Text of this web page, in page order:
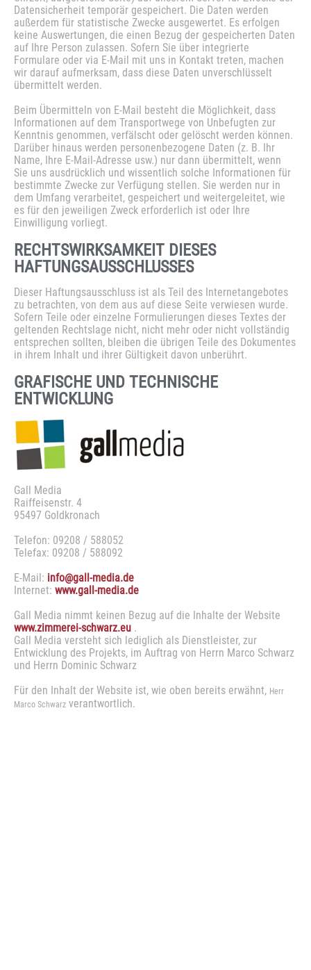
Datensicherheit temporär gespeichert. Die Daten werden
außerdem für statistische Zwecke ausgewertet. Es erfolgen
keine Auswertungen, die einen Bezug der gespeicherten Daten
auf Ihre Person zulassen. Sofern Sie über integrierte
Formulare oder via E-Mail mit uns in Kontakt treten, machen
wir darauf aufmerksam, dass diese Daten unverschlüsselt
übermittelt werden.
Beim Übermitteln von E-Mail besteht die Möglichkeit, dass
Informationen auf dem Transportwege von Unbefugten zur
Kenntnis genommen, verfälscht oder gelöscht werden können.
Darüber hinaus werden personenbezogene Daten (z. B. Ihr
Name, Ihre E-Mail-Adresse usw.) nur dann übermittelt, wenn
Sie uns ausdrücklich und wissentlich solche Informationen für
bestimmte Zwecke zur Verfügung stellen. Sie werden nur in
dem Umfang verarbeitet, gespeichert und weitergeleitet, wie
es für den jeweiligen Zweck erforderlich ist oder Ihre
Einwilligung vorliegt.
RECHTSWIRKSAMKEIT DIESES
HAFTUNGSAUSSCHLUSSES
Dieser Haftungsausschluss ist als Teil des Internetangebotes
zu betrachten, von dem aus auf diese Seite verwiesen wurde.
Sofern Teile oder einzelne Formulierungen dieses Textes der
geltenden Rechtslage nicht, nicht mehr oder nicht vollständig
entsprechen sollten, bleiben die übrigen Teile des Dokumentes
in ihrem Inhalt und ihrer Gültigkeit davon unberührt.
GRAFISCHE UND TECHNISCHE
ENTWICKLUNG
Gall Media
Raiffeisenstr. 4
95497 Goldkronach
Telefon: 09208 / 588052
Telefax: 09208 / 588092
E-Mail: info@gall-media.de
Internet: www.gall-media.de
Gall Media nimmt keinen Bezug auf die Inhalte der Website
www.zimmerei-schwarz.eu .
Gall Media versteht sich lediglich als Dienstleister, zur
Entwicklung des Projekts, im Auftrag von Herrn Marco Schwarz
und Herrn Dominic Schwarz
Für den Inhalt der Website ist, wie oben bereits erwähnt, Herr
Marco Schwarz verantwortlich.